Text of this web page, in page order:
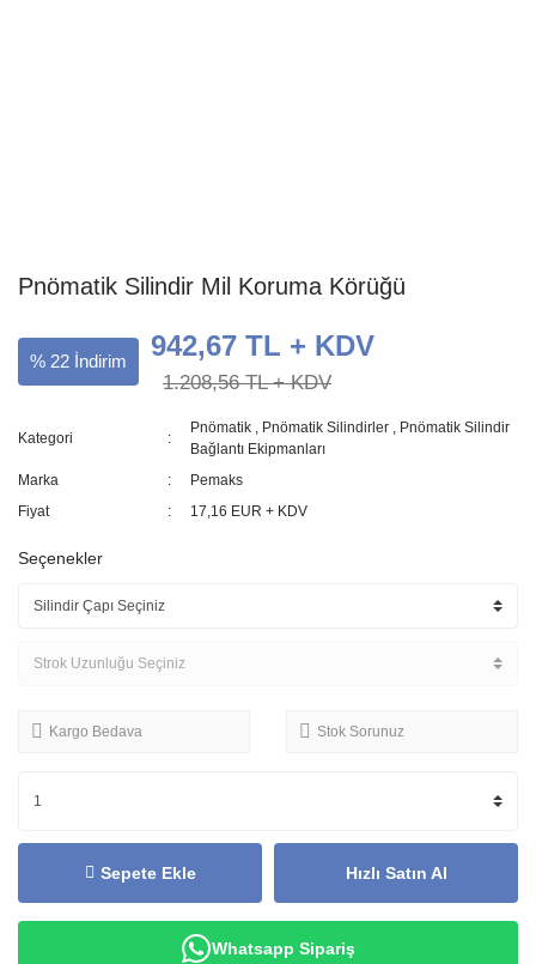
Pnömatik Silindir Mil Koruma Körüğü
% 22 İndirim 942,67 TL + KDV
1.208,56 TL + KDV
Kategori
Pnömatik , Pnömatik Silindirler , Pnömatik Silindir
Bağlantı Ekipmanları
Marka
Pemaks
Fiyat
17,16 EUR + KDV
Seçenekler
Kargo Bedava Stok Sorunuz
Sepete Ekle Hızlı Satın Al
Whatsapp Sipariş